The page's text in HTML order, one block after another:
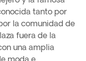
tanto por
la comunidad de
fuera de la
una amplia
moda e